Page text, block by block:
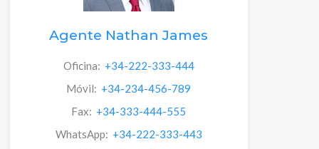
Agente Nathan James
Oficina: +34-222-333-444
Móvil: +34-234-456-789
Fax: +34-333-444-555
WhatsApp: +34-222-333-443